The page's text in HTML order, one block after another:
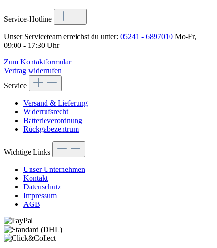
Service-Hotline
Unser Serviceteam erreichst du unter: 05241 - 6897010 Mo-Fr,
09:00 - 17:30 Uhr
Zum Kontaktformular
Vertrag widerrufen
Service
Versand & Lieferung
Widerrufsrecht
Batterieverordnung
Rückgabezentrum
Wichtige Links
Unser Unternehmen
Kontakt
Datenschutz
Impressum
AGB